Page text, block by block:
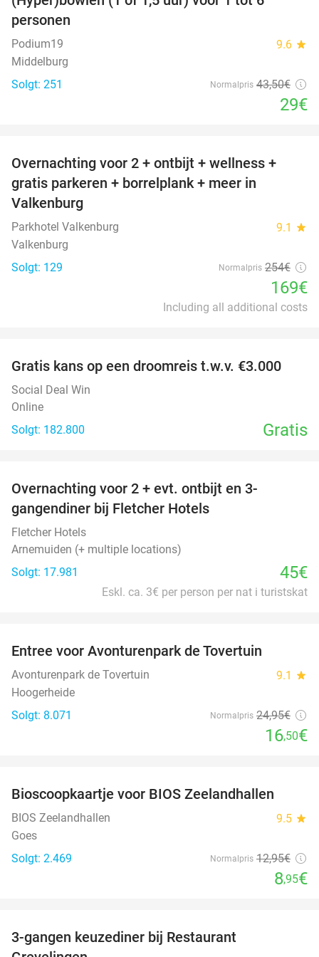
personen
Podium19 9.6 star
Middelburg
Solgt: 251
Normalpris 43,50€
29€
33%
Overnachting voor 2 + ontbijt + wellness +
gratis parkeren + borrelplank + meer in
Valkenburg
Parkhotel Valkenburg 9.1 star
Valkenburg
Solgt: 129
Normalpris 254€
169€
Including all additional costs
Gratis kans op een droomreis t.w.v. €3.000
Social Deal Win
Online
Solgt: 182.800
Gratis
Overnachting voor 2 + evt. ontbijt en 3-
gangendiner bij Fletcher Hotels
Fletcher Hotels
Arnemuiden (+ multiple locations)
Solgt: 17.981
45€
Eskl. ca. 3€ per person per nat i turistskat
Entree voor Avonturenpark de Tovertuin
Avonturenpark de Tovertuin 9.1 star
Hoogerheide
Solgt: 8.071
Normalpris 24,95€
16,50€
Bioscoopkaartje voor BIOS Zeelandhallen
BIOS Zeelandhallen 9.5 star
Goes
Solgt: 2.469
Normalpris 12,95€
8,95€
3-gangen keuzediner bij Restaurant